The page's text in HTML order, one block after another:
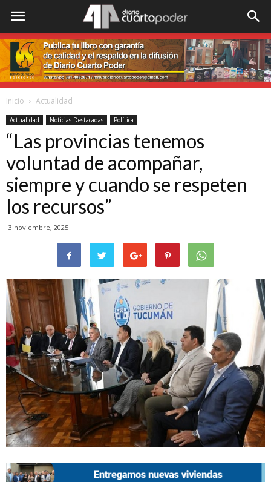
Inicio Actualidad
Actualidad Noticias Destacadas Política
“Las provincias tenemos
voluntad de acompañar,
siempre y cuando se respeten
los recursos”
3 noviembre, 2025